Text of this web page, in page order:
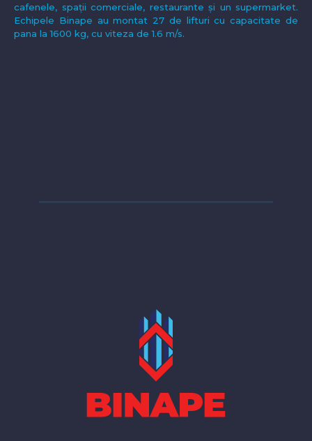
cafenele, spații comerciale, restaurante și un supermarket.
Echipele Binape au montat 27 de lifturi cu capacitate de
pana la 1600 kg, cu viteza de 1.6 m/s.